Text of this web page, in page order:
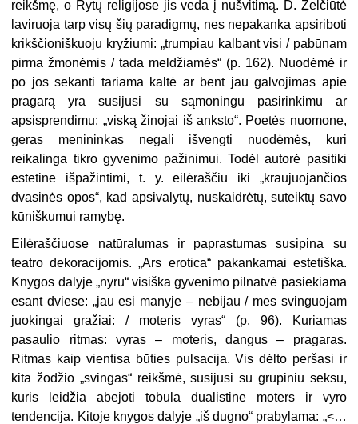
reikšmę, o Rytų religijose jis veda į nušvitimą. D. Zelčiūtė
laviruoja tarp visų šių paradigmų, nes nepakanka apsiriboti
krikščioniškuoju kryžiumi: „trumpiau kalbant visi / pabūnam
pirma žmonėmis / tada meldžiamės“ (p. 162). Nuodėmė ir
po jos sekanti tariama kaltė ar bent jau galvojimas apie
pragarą yra susijusi su sąmoningu pasirinkimu ar
apsisprendimu: „viską žinojai iš anksto“. Poetės nuomone,
geras menininkas negali išvengti nuodėmės, kuri
reikalinga tikro gyvenimo pažinimui. Todėl autorė pasitiki
estetine išpažintimi, t. y. eilėraščiu iki „kraujuojančios
dvasinės opos“, kad apsivalytų, nuskaidrėtų, suteiktų savo
kūniškumui ramybę.
Eilėraščiuose natūralumas ir paprastumas susipina su
teatro dekoracijomis. „Ars erotica“ pakankamai estetiška.
Knygos dalyje „nyru“ visiška gyvenimo pilnatvė pasiekiama
esant dviese: „jau esi manyje – nebijau / mes svinguojam
juokingai gražiai: / moteris vyras“ (p. 96). Kuriamas
pasaulio ritmas: vyras – moteris, dangus – pragaras.
Ritmas kaip vientisa būties pulsacija. Vis dėlto peršasi ir
kita žodžio „svingas“ reikšmė, susijusi su grupiniu seksu,
kuris leidžia abejoti tobula dualistine moters ir vyro
tendencija. Kitoje knygos dalyje „iš dugno“ prabylama: „<…